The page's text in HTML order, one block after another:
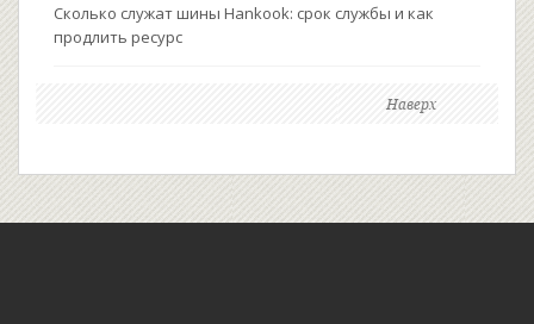
Сколько служат шины Hankook: срок службы и как
продлить ресурс
Наверх